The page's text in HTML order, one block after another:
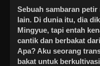
Sebuah sambaran
lain. Di dunia itu, dia
Mingyue, tapi entah
cantik dan berbakat
Apa? Aku seorang
bakat untuk